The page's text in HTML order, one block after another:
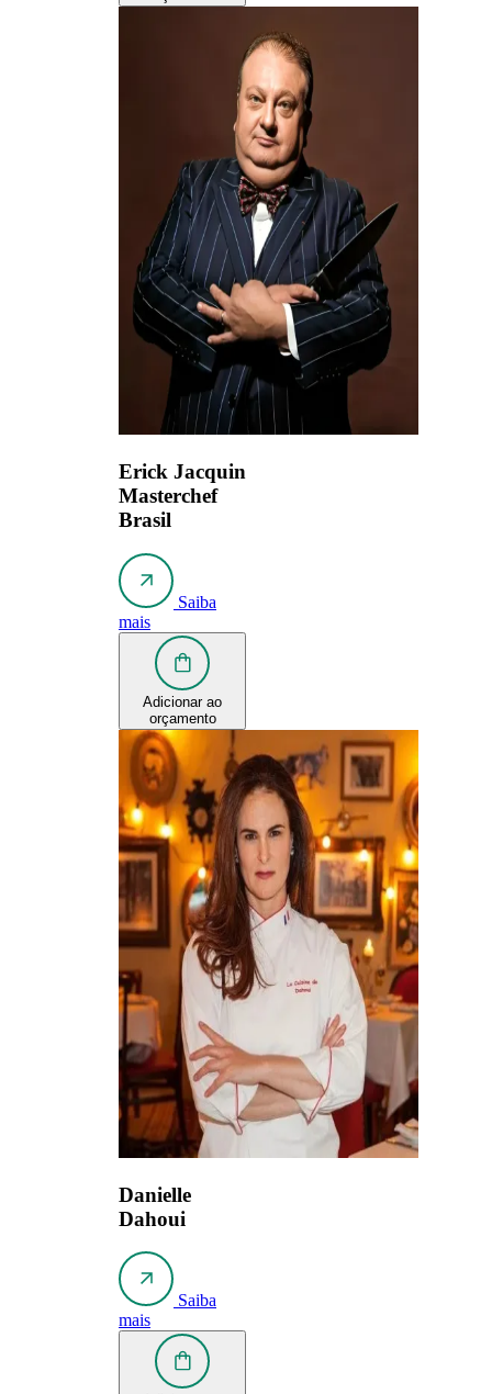
Erick Jacquin
Masterchef
Brasil
Saiba
mais
Adicionar ao
orçamento
Danielle
Dahoui
Saiba
mais